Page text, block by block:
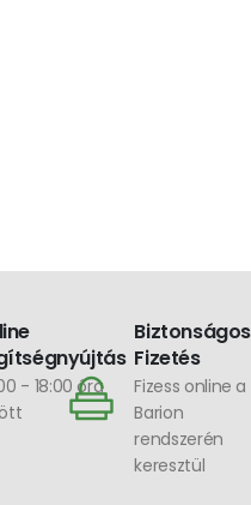
- 18:00 óra
Biztonságos
Fizetés
Fizess online a
Barion
rendszerén
keresztül